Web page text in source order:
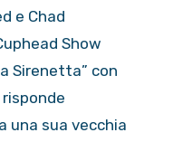
e Chad
Show
Sirenetta” con
una sua vecchia